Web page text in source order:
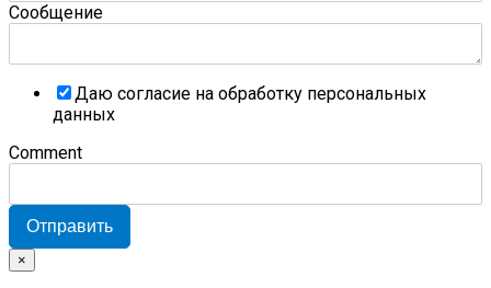
Сообщение
Даю согласие на обработку персональных
данных
Comment
Отправить
×